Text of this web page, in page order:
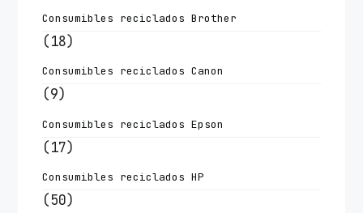
Consumibles reciclados Brother
(18)
Consumibles reciclados Canon
(9)
Consumibles reciclados Epson
(17)
Consumibles reciclados HP
(50)